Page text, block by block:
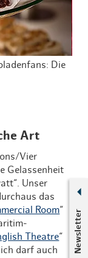
Newsletter
Die
Art
Vier
Gelassenheit
Unser
das
Room“
Theatre“
darf auch